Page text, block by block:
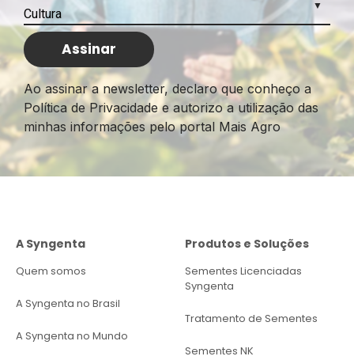
Ao assinar a newsletter, declaro que conheço a
Política de Privacidade e autorizo a utilização das
minhas informações pelo portal Mais Agro
A Syngenta
Quem somos
A Syngenta no Brasil
A Syngenta no Mundo
Produtos e Soluções
Sementes Licenciadas
Syngenta
Tratamento de Sementes
Sementes NK